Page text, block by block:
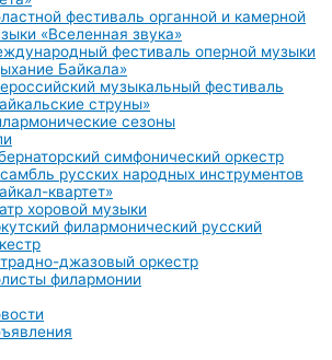
фестиваль органной и камерной
«Вселенная звука»
фестиваль оперной музыки
Байкала»
музыкальный фестиваль
струны»
сезоны
симфонический оркестр
русских народных инструментов
квартет»
хоровой музыки
филармонический русский
джазовый оркестр
филармонии